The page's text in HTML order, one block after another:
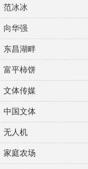
范冰冰
向华强
东昌湖畔
富平柿饼
文体传媒
中国文体
无人机
家庭农场